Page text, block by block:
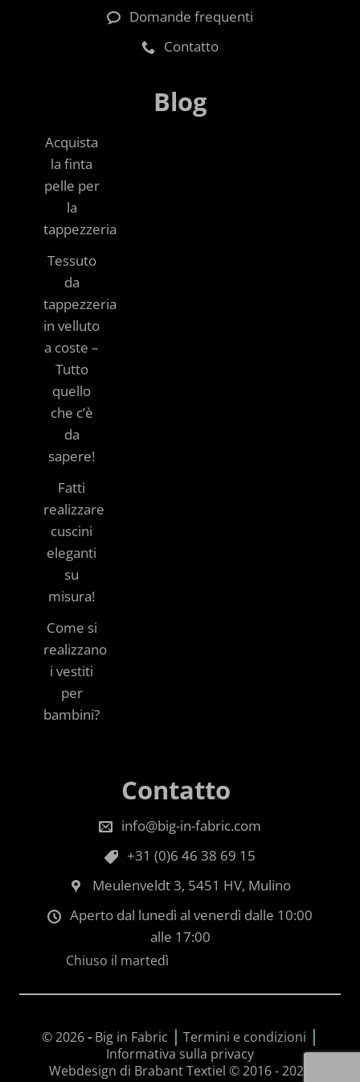
Domande frequenti
Contatto
Blog
Acquista
la finta
pelle per
la
tappezzeria
Tessuto
da
tappezzeria
in velluto
a coste –
Tutto
quello
che c’è
da
sapere!
Fatti
realizzare
cuscini
eleganti
su
misura!
Come si
realizzano
i vestiti
per
bambini?
Contatto
info@big-in-fabric.com
+31 (0)6 46 38 69 15
Meulenveldt 3, 5451 HV, Mulino
Aperto dal lunedì al venerdì dalle 10:00
alle 17:00
Chiuso il martedì
© 2026-Big in Fabric | Termini e condizioni |
Informativa sulla privacy
Webdesign di Brabant Textiel © 2016 - 2026